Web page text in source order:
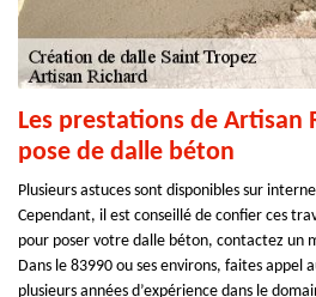
Les prestations de Artisan
pose de dalle béton
Plusieurs astuces sont disponibles sur
Cependant, il est conseillé de confier ces
pour poser votre dalle béton, contactez un
Dans le 83990 ou ses environs, faites appel
plusieurs années d’expérience dans le